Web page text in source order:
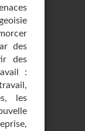
des
des
:
les